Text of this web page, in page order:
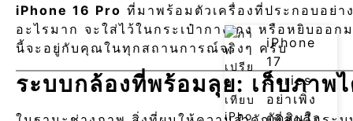
iPhone 16 Pro ที่มาพร้อมตัวเครื่องที่ประกอบอย่
อะไรมาก จะใส่ไว้ในกระเป๋ากางเกง หรือหยิบออ
นี้จะอยู่กับคุณในทุกสถานการณ์จริงๆ ครับ
ระบบกล้องที่พร้อมลุย: เก็บภาพ
iPhone
17
Series
อย่าเพิ่ง
ตัดสินใจ